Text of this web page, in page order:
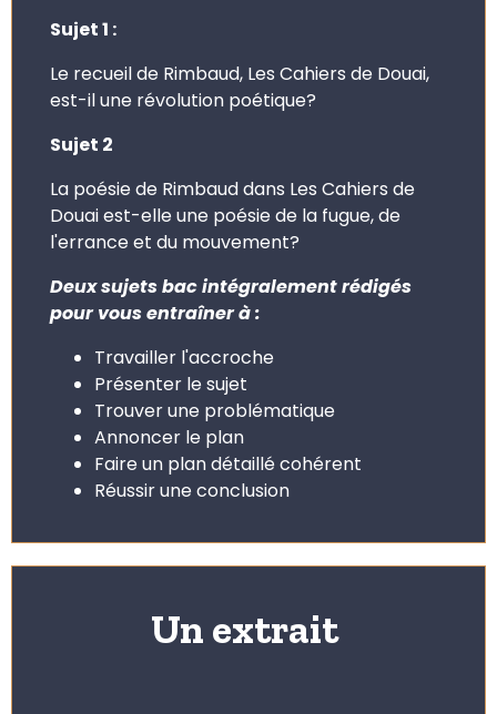
Sujet 1 :
Le recueil de Rimbaud, Les Cahiers de Douai,
est-il une révolution poétique?
Sujet 2
La poésie de Rimbaud dans Les Cahiers de
Douai est-elle une poésie de la fugue, de
l'errance et du mouvement?
Deux sujets bac intégralement rédigés
pour vous entraîner à :
Travailler l'accroche
Présenter le sujet
Trouver une problématique
Annoncer le plan
Faire un plan détaillé cohérent
Réussir une conclusion
Un extrait